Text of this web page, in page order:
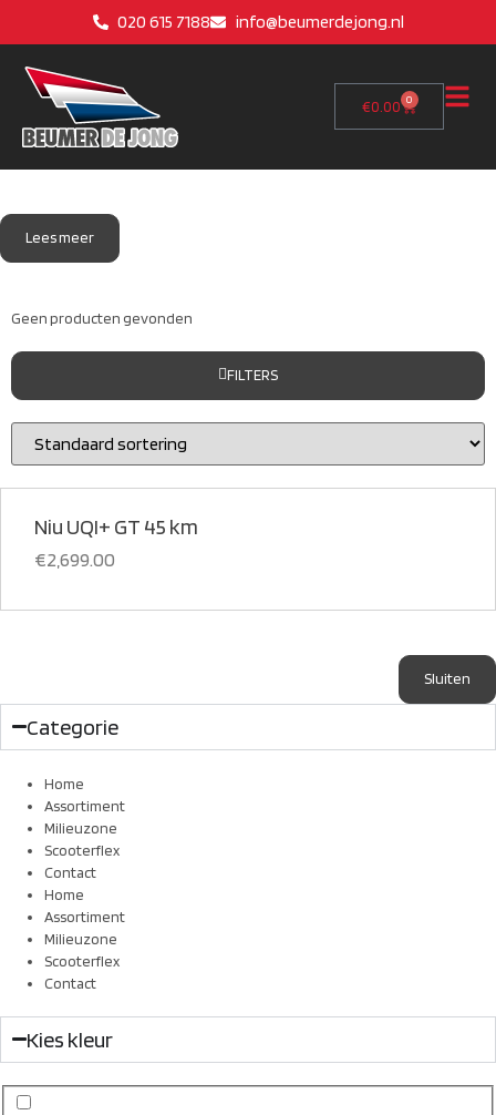
020 615 7188 info@beumerdejong.nl
€0.00 0
Lees meer
Geen producten gevonden
FILTERS
Niu UQI+ GT 45 km
€2,699.00
Sluiten
Categorie
Home
Assortiment
Milieuzone
Scooterflex
Contact
Home
Assortiment
Milieuzone
Scooterflex
Contact
Kies kleur